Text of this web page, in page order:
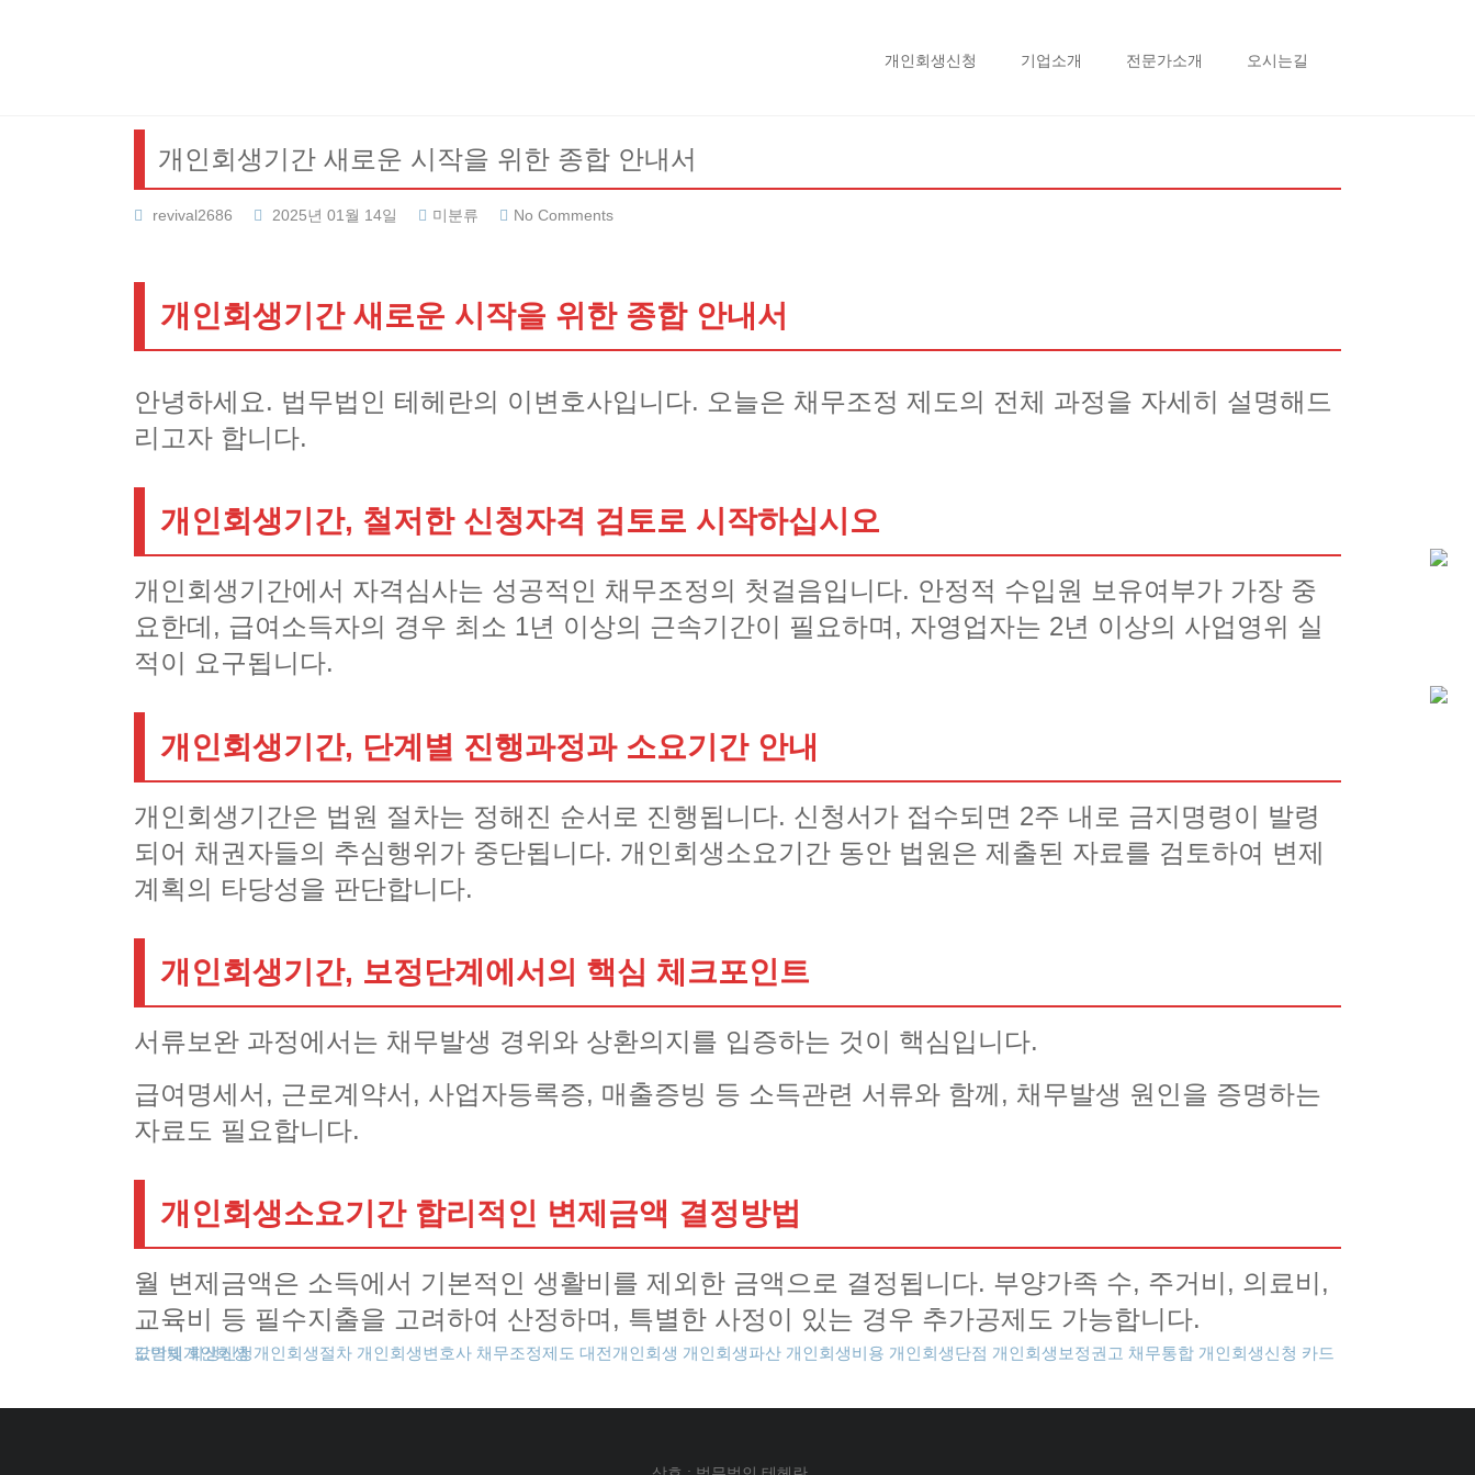
개인회생신청 기업소개 전문가소개 오시는길
개인회생기간 새로운 시작을 위한 종합 안내서
revival2686 2025년 01월 14일 미분류 No Comments
개인회생기간 새로운 시작을 위한 종합 안내서
안녕하세요. 법무법인 테헤란의 이변호사입니다. 오늘은 채무조정 제도의 전체 과정을 자세히 설명해드
리고자 합니다.
개인회생기간, 철저한 신청자격 검토로 시작하십시오
개인회생기간에서 자격심사는 성공적인 채무조정의 첫걸음입니다. 안정적 수입원 보유여부가 가장 중
요한데, 급여소득자의 경우 최소 1년 이상의 근속기간이 필요하며, 자영업자는 2년 이상의 사업영위 실
적이 요구됩니다.
개인회생기간, 단계별 진행과정과 소요기간 안내
개인회생기간은 법원 절차는 정해진 순서로 진행됩니다. 신청서가 접수되면 2주 내로 금지명령이 발령
되어 채권자들의 추심행위가 중단됩니다. 개인회생소요기간 동안 법원은 제출된 자료를 검토하여 변제
계획의 타당성을 판단합니다.
개인회생기간, 보정단계에서의 핵심 체크포인트
서류보완 과정에서는 채무발생 경위와 상환의지를 입증하는 것이 핵심입니다.
급여명세서, 근로계약서, 사업자등록증, 매출증빙 등 소득관련 서류와 함께, 채무발생 원인을 증명하는
자료도 필요합니다.
개인회생소요기간 합리적인 변제금액 결정방법
월 변제금액은 소득에서 기본적인 생활비를 제외한 금액으로 결정됩니다. 부양가족 수, 주거비, 의료비,
교육비 등 필수지출을 고려하여 산정하며, 특별한 사정이 있는 경우 추가공제도 가능합니다.
도박빚개인회생 개인회생절차 개인회생변호사 채무조정제도 대전개인회생 개인회생파산 개인회생비용 개인회생단점 개인회생보정권고 채무통합 개인회생신청
카드값연체 회생신청